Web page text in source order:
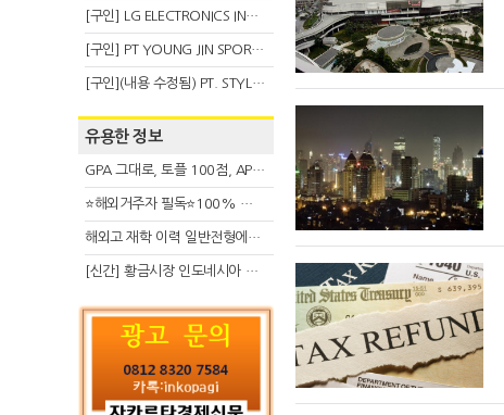
[구인] LG ELECTRONICS INDONESIA
[구인] PT YOUNG JIN SPORT INDONESIA
[구인](내용 수정됨) PT. STYLE KOREAN INDONESIA (스타일 코리안 인도네시아)
유용한 정보
GPA 그대로, 토플 100점, AP 막막 — 원인은 하나입니다
⭐해외거주자 필독⭐100% 온라인 마지막 한국어교원 2급 추가모집 (~8/2)
해외고 재학 이력 일반전형에서 분명한 입시 강점 살리는 전략
[신간] 황금시장 인도네시아 슈퍼리치의 성공 수업